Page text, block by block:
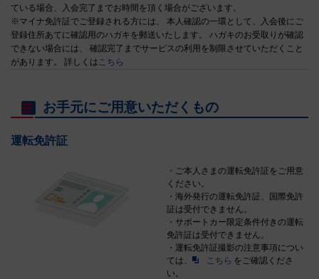
ている場合、入会完了までお時間を頂く場合がございます。
※マイナ免許証でご登録される方には、 本人確認の一環として、入会後にご
登録住所あてに確認用のハガキを郵送いたします。 ハガキのお受取りが確認
できない場合には、 確認完了までサービスの利用を制限させていただくこと
があります。 詳しくは こちら
お手元にご用意いただくもの
運転免許証
・ご本人さまの運転免許証をご用意
ください。
・海外発行の運転免許証、国際免許
証は受付できません。
・サポートカー限定条件付きの運転
免許証は受付できません。
・運転免許証撮影の注意事項につい
ては、
こちら をご確認くださ
い。